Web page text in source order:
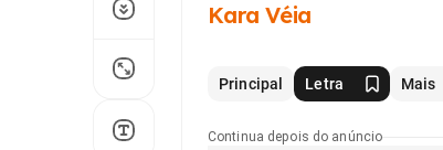
Kara Véia
Principal Letra Mais
Continua depois do anúncio